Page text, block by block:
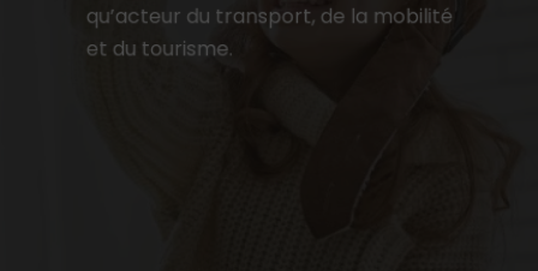
qu’acteur du transport, de la mobilité
et du tourisme.